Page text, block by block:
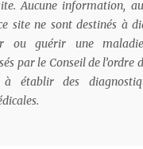
Aucune information,
site ne sont destinés à
ou guérir une
par le Conseil de l’ordre
à établir des